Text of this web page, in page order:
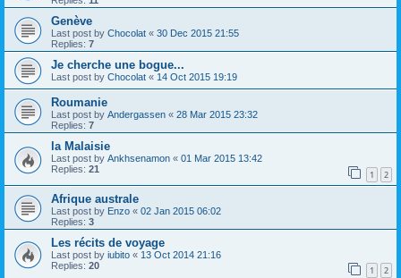
Genève
Last post by Chocolat « 30 Dec 2015 21:55
Replies: 7
Je cherche une bogue...
Last post by Chocolat « 14 Oct 2015 19:19
Roumanie
Last post by Andergassen « 28 Mar 2015 23:32
Replies: 7
la Malaisie
Last post by Ankhsenamon « 01 Mar 2015 13:42
Replies: 21 1 2
Afrique australe
Last post by Enzo « 02 Jan 2015 06:02
Replies: 3
Les récits de voyage
Last post by iubito « 13 Oct 2014 21:16
Replies: 20 1 2